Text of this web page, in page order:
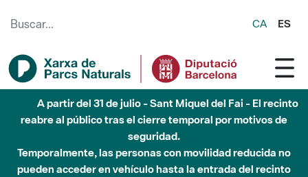
CA ES
A partir del 31 de julio - Sant Miquel del Fai - El recinto
reabre al público tras el cierre temporal por motivos de
seguridad.
Temporalmente, las personas con movilidad reducida no
pueden acceder en vehículo hasta la entrada del recinto